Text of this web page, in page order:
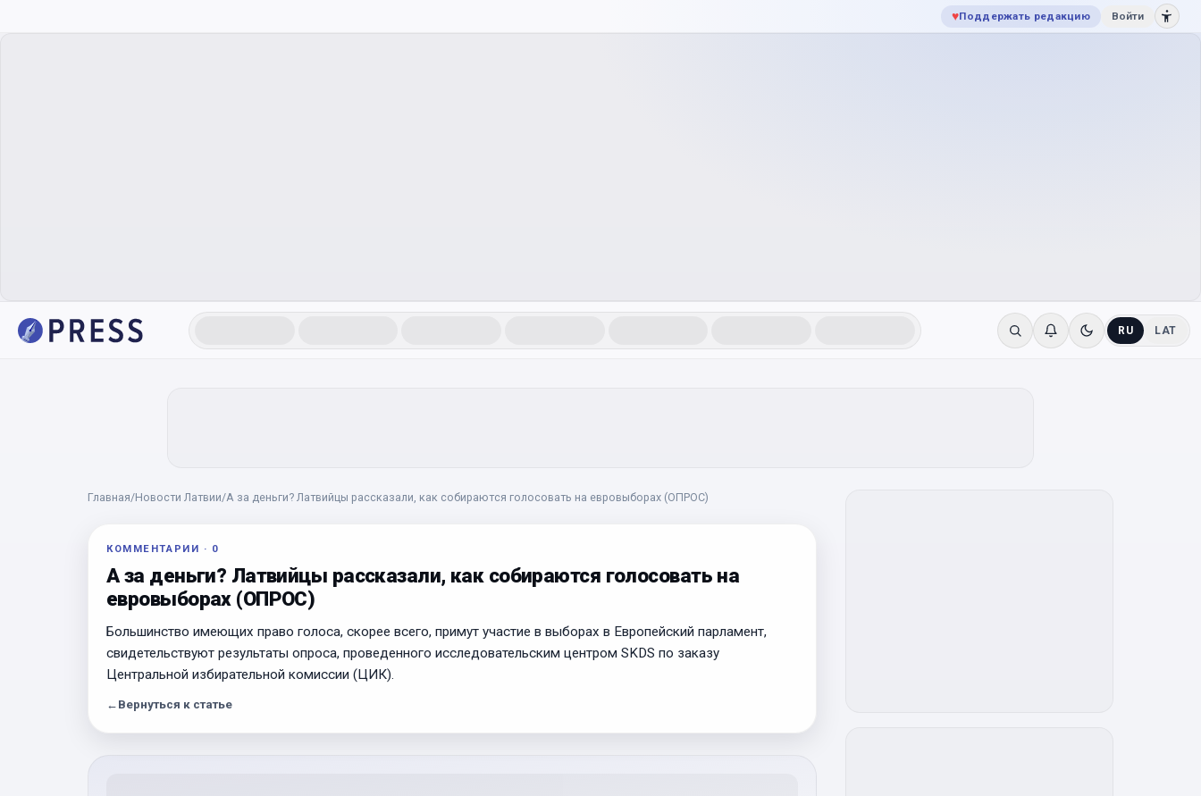
♥Поддержать редакцию Войти
RU LAT
Главная/Новости Латвии/А за деньги? Латвийцы рассказали, как собираются голосовать на евровыборах (ОПРОС)
КОММЕНТАРИИ · 0
А за деньги? Латвийцы рассказали, как собираются голосовать на
евровыборах (ОПРОС)
Большинство имеющих право голоса, скорее всего, примут участие в выборах в Европейский парламент,
свидетельствуют результаты опроса, проведенного исследовательским центром SKDS по заказу
Центральной избирательной комиссии (ЦИК).
← Вернуться к статье